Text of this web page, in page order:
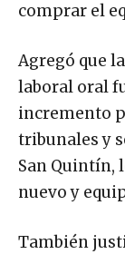
comprar el
Agregó que
laboral oral
incremento
tribunales y
San Quintín,
nuevo y
También